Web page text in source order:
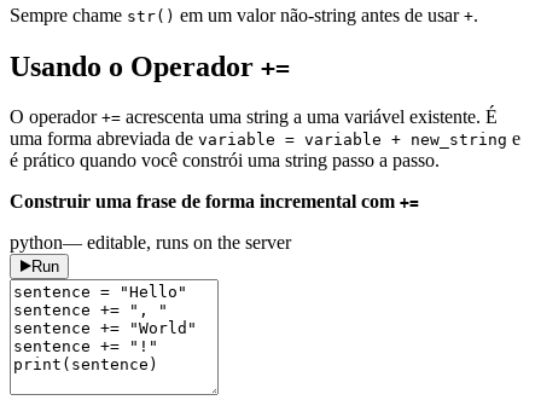
Sempre chame str() em um valor não-string antes de usar +.
Usando o Operador +=
O operador += acrescenta uma string a uma variável existente. É
uma forma abreviada de variable = variable + new_string e
é prático quando você constrói uma string passo a passo.
Construir uma frase de forma incremental com +=
python— editable, runs on the server
Run